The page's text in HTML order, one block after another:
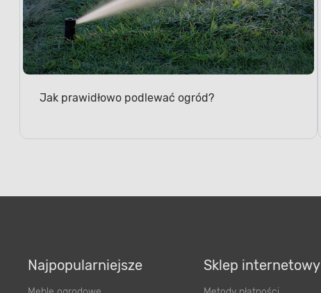
Jak prawidłowo podlewać ogród?
Najpopularniejsze Sklep internetowy